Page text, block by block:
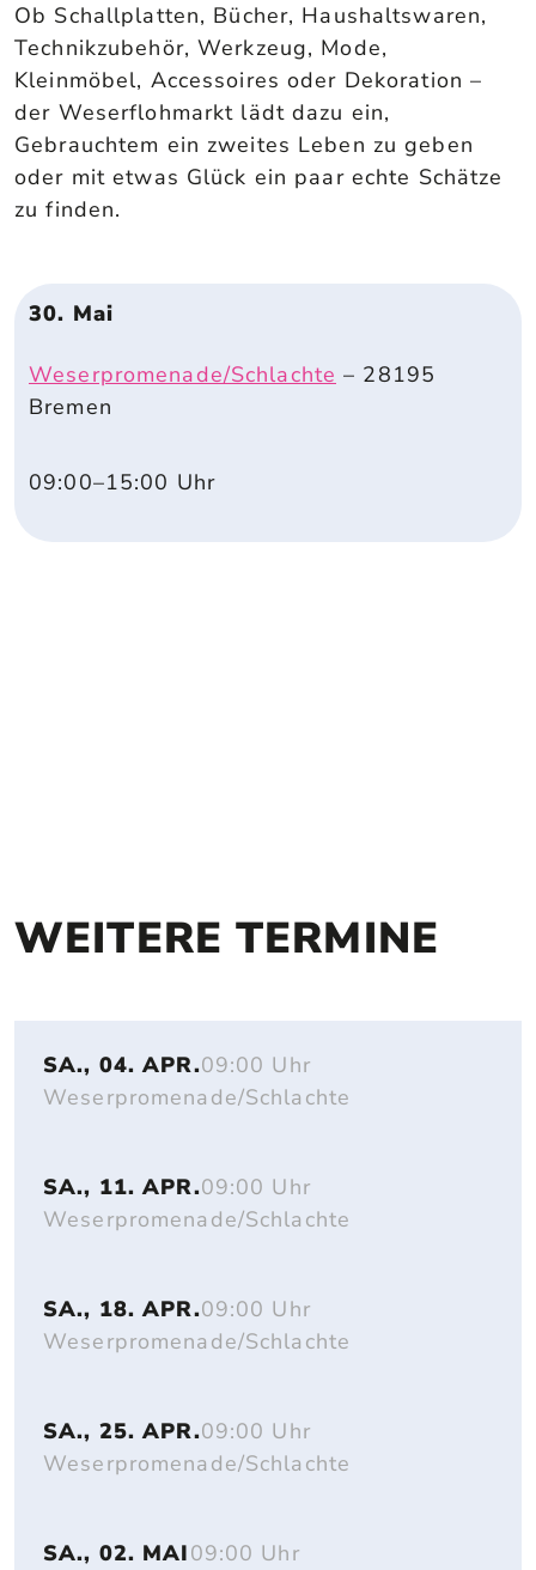
Ob Schallplatten, Bücher, Haushaltswaren,
Technikzubehör, Werkzeug, Mode,
Kleinmöbel, Accessoires oder Dekoration –
der Weserflohmarkt lädt dazu ein,
Gebrauchtem ein zweites Leben zu geben
oder mit etwas Glück ein paar echte Schätze
zu finden.
30. Mai
Weserpromenade/Schlachte – 28195
Bremen
09:00–15:00 Uhr
WEITERE TERMINE
SA., 04. APR.09:00 Uhr
Weserpromenade/Schlachte
SA., 11. APR.09:00 Uhr
Weserpromenade/Schlachte
SA., 18. APR.09:00 Uhr
Weserpromenade/Schlachte
SA., 25. APR.09:00 Uhr
Weserpromenade/Schlachte
SA., 02. MAI09:00 Uhr